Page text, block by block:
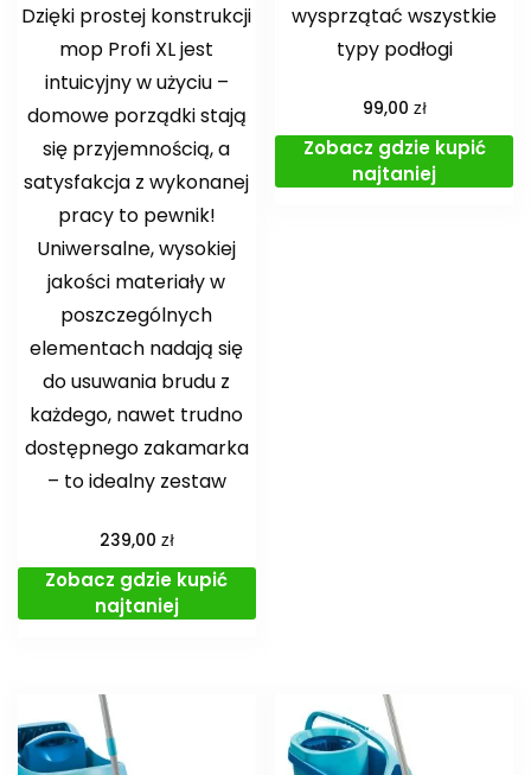
Dzięki prostej konstrukcji
mop Profi XL jest
intuicyjny w użyciu –
domowe porządki stają
się przyjemnością, a
satysfakcja z wykonanej
pracy to pewnik!
Uniwersalne, wysokiej
jakości materiały w
poszczególnych
elementach nadają się
do usuwania brudu z
każdego, nawet trudno
dostępnego zakamarka
– to idealny zestaw
239,00 zł
Zobacz gdzie kupić
najtaniej
wysprzątać wszystkie
typy podłogi
99,00 zł
Zobacz gdzie kupić
najtaniej